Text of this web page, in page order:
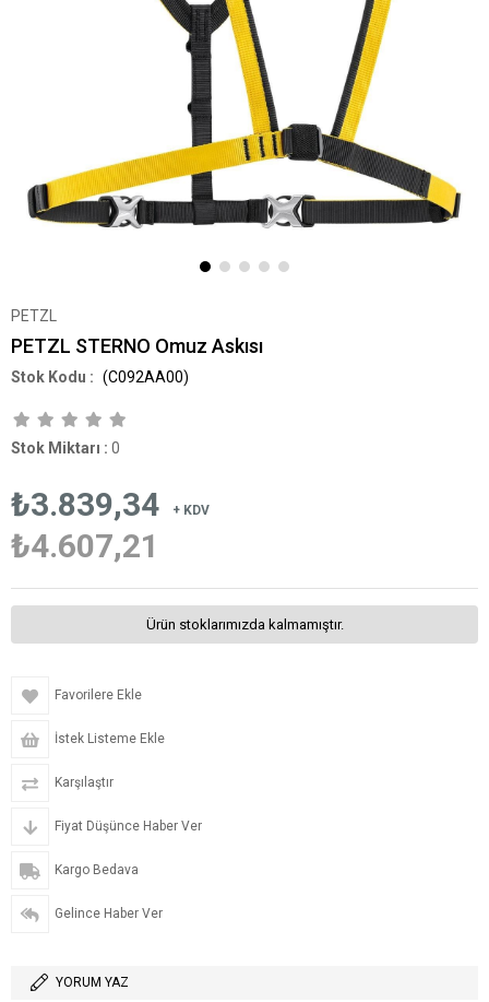
PETZL
PETZL STERNO Omuz Askısı
(C092AA00)
Stok Miktarı : 0
₺3.839,34 + KDV
₺4.607,21
Ürün stoklarımızda kalmamıştır.
Favorilere Ekle
İstek Listeme Ekle
Karşılaştır
Fiyat Düşünce Haber Ver
Kargo Bedava
Gelince Haber Ver
YORUM YAZ